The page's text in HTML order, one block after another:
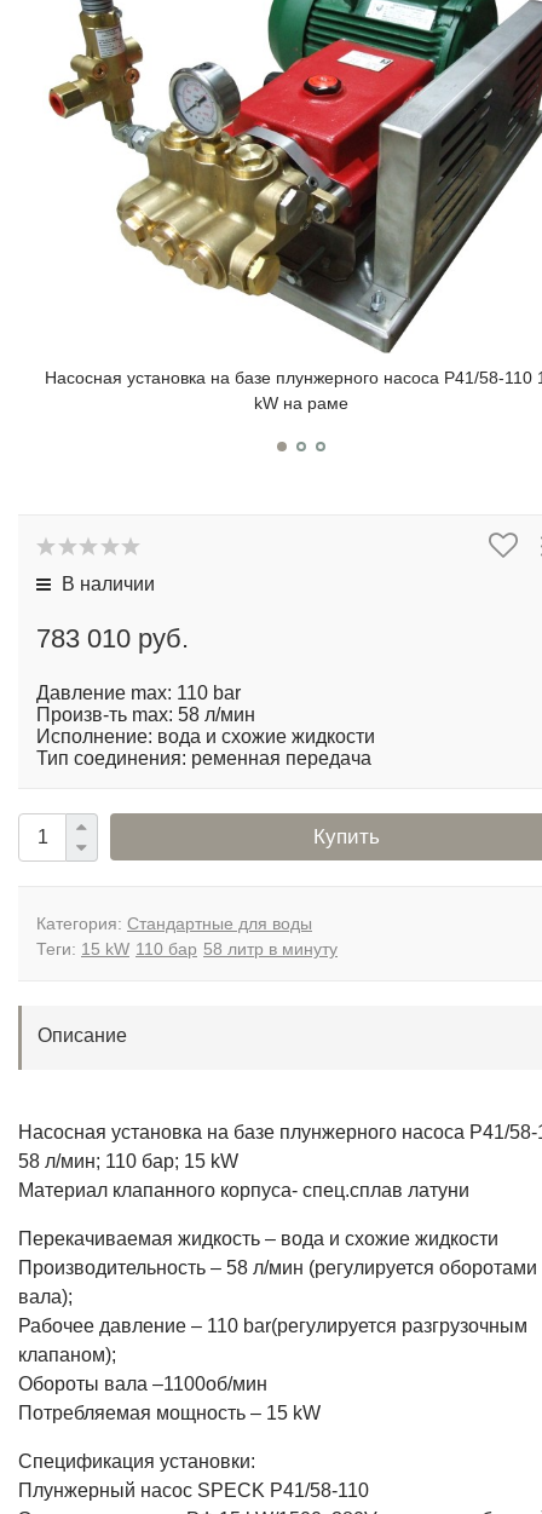
Насосная установка на базе плунжерного насоса P41/58-110
kW на раме
В наличии
783 010 руб.
Давление max: 110 bar
Произв-ть max: 58 л/мин
Исполнение: вода и схожие жидкости
Тип соединения: ременная передача
Купить
Категория: Стандартные для воды
Теги: 15 kW 110 бар 58 литр в минуту
Описание
Насосная установка на базе плунжерного насоса P41/58-
58 л/мин; 110 бар; 15 kW
Материал клапанного корпуса- спец.сплав латуни
Перекачиваемая жидкость – вода и схожие жидкости
Производительность – 58 л/мин (регулируется оборотами
вала);
Рабочее давление – 110 bar(регулируется разгрузочным
клапаном);
Обороты вала –1100об/мин
Потребляемая мощность – 15 kW
Спецификация установки:
Плунжерный насос SPECK P41/58-110